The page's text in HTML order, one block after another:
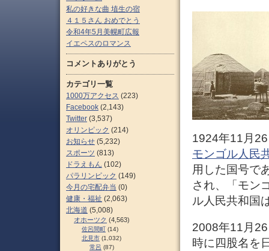
1924年11月
モンゴル人民
用した国号で
され、「モン
ル人民共和国
2008年11月
時に四股名を
私の好きな曲 埴生の宿
４１５さん おめでとう
令和4年5月美幌町広報
イエペスのロマンス
コメントありがとう
カテゴリ一覧
1000万アクセス (223)
Facebook (2,143)
Twitter (3,537)
オリンピック (214)
お知らせ (5,232)
スポーツ (813)
ドラえもん (102)
パラリンピック (149)
今月の宅配弁当 (0)
健康・福祉 (2,063)
北海道 (5,008)
オホーツク (4,563)
佐呂間町 (14)
北見市 (1,032)
常呂 (87)